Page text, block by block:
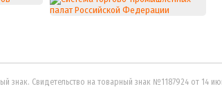
знак. Свидетельство на товарный знак №1187924 от 14